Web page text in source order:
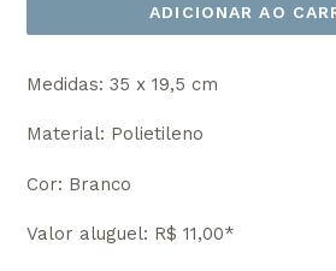
ADICIONAR AO
Medidas: 35 x 19,5 cm
Material: Polietileno
Cor: Branco
Valor aluguel: R$ 11,00*